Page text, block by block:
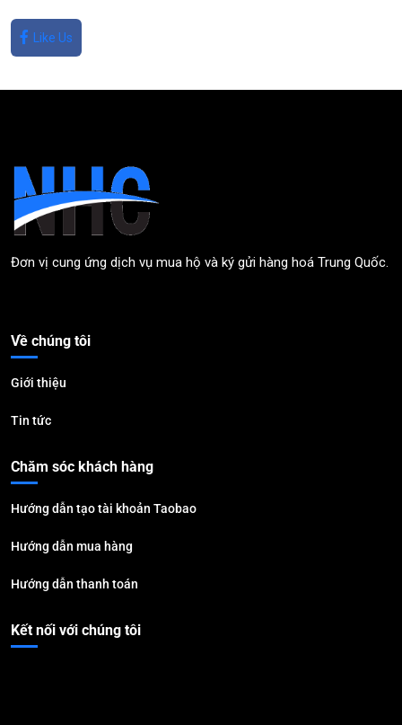
Like Us
Đơn vị cung ứng dịch vụ mua hộ và ký gửi hàng hoá Trung Quốc.
Về chúng tôi
Giới thiệu
Tin tức
Chăm sóc khách hàng
Hướng dẫn tạo tài khoản Taobao
Hướng dẫn mua hàng
Hướng dẫn thanh toán
Kết nối với chúng tôi